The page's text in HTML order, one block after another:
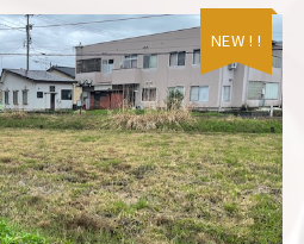
NEW ! !